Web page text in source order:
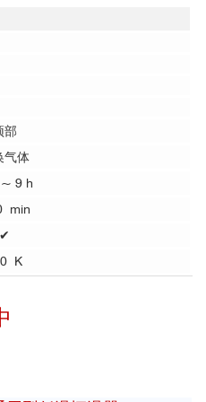
部
气体
9 h
min
✔
K